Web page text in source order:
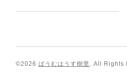
©2026 ばうむはうす樹里 . All Rights